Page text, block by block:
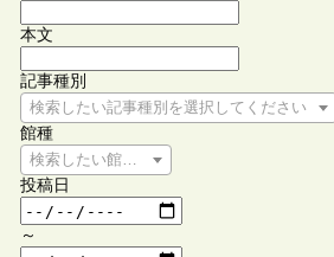
本文
記事種別
検索したい記事種別を選択してください
館種
検索したい館種を選択してください
投稿日
～